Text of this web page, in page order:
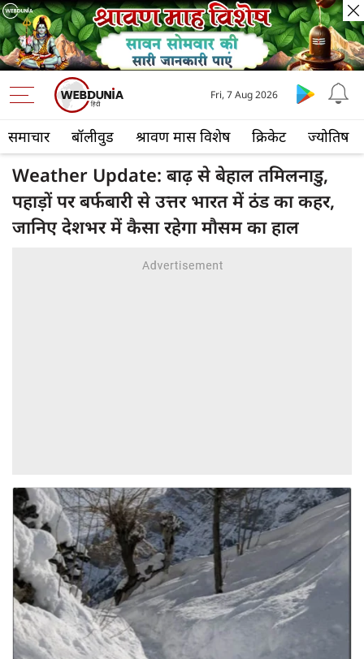
समाचार बॉलीवुड श्रावण मास विशेष क्रिकेट ज्योतिष
Fri, 7 Aug 2026
Weather Update: बाढ़ से बेहाल तमिलनाडु,
पहाड़ों पर बर्फबारी से उत्तर भारत में ठंड का कहर,
जानिए देशभर में कैसा रहेगा मौसम का हाल